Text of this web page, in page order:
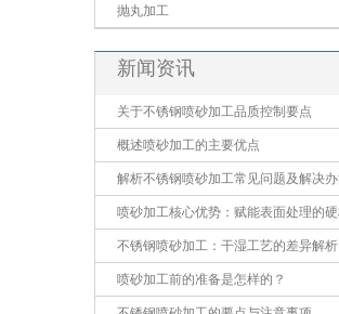
抛丸加工
新闻资讯
关于不锈钢喷砂加工品质控制要点
概述喷砂加工的主要优点
解析不锈钢喷砂加工常见问题及解决
喷砂加工核心优势：赋能表面处理的
不锈钢喷砂加工：干湿工艺的差异解析
喷砂加工前的准备是怎样的？